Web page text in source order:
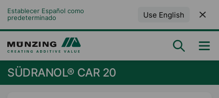
Establecer Español como
predeterminado
Use English
SÜDRANOL® CAR 20